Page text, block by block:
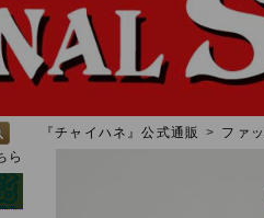
『チャイハネ』公式通販 > ファ
ら